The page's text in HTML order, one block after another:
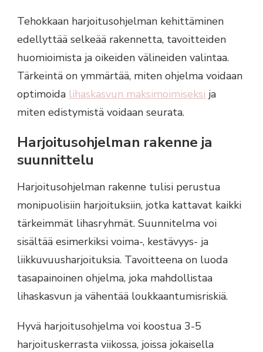
Tehokkaan harjoitusohjelman kehittäminen
edellyttää selkeää rakennetta, tavoitteiden
huomioimista ja oikeiden välineiden valintaa.
Tärkeintä on ymmärtää, miten ohjelma voidaan
optimoida lihaskasvun maksimoimiseksi ja
miten edistymistä voidaan seurata.
Harjoitusohjelman rakenne ja
suunnittelu
Harjoitusohjelman rakenne tulisi perustua
monipuolisiin harjoituksiin, jotka kattavat kaikki
tärkeimmät lihasryhmät. Suunnitelma voi
sisältää esimerkiksi voima-, kestävyys- ja
liikkuvuusharjoituksia. Tavoitteena on luoda
tasapainoinen ohjelma, joka mahdollistaa
lihaskasvun ja vähentää loukkaantumisriskiä.
Hyvä harjoitusohjelma voi koostua 3-5
harjoituskerrasta viikossa, joissa jokaisella